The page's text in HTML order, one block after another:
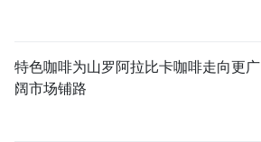
特色咖啡为山罗阿拉比卡咖啡走向更广
阔市场铺路